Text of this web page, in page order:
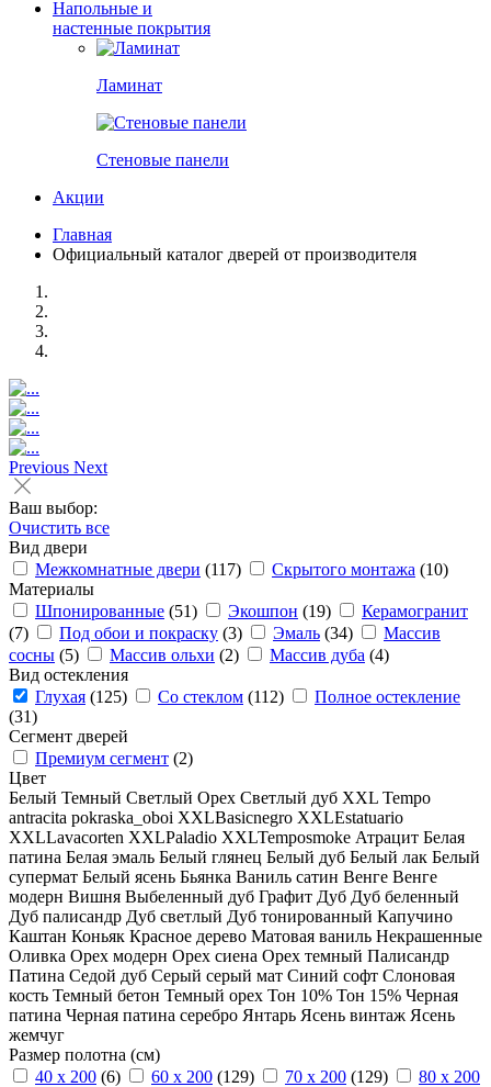
Напольные и
настенные покрытия
Ламинат
Стеновые панели
Акции
Главная
Официальный каталог дверей от производителя
Previous Next
Ваш выбор:
Очистить все
Вид двери
Межкомнатные двери (117) Скрытого монтажа (10)
Материалы
Шпонированные (51) Экошпон (19)
Керамогранит
(7)
Под обои и покраску (3) Эмаль (34)
Массив
сосны (5) Массив ольхи (2) Массив дуба (4)
Вид остекления
Глухая (125) Со стеклом (112)
Полное остекление
(31)
Сегмент дверей
Премиум сегмент (2)
Цвет
Белый Темный Светлый Орех Светлый дуб XXL Tempo
antracita pokraska_oboi XXLBasicnegro XXLEstatuario
XXLLavacorten XXLPaladio XXLTemposmoke Атрацит Белая
патина Белая эмаль Белый глянец Белый дуб Белый лак Белый
супермат Белый ясень Бьянка Ваниль сатин Венге Венге
модерн Вишня Выбеленный дуб Графит Дуб Дуб беленный
Дуб палисандр Дуб светлый Дуб тонированный Капучино
Каштан Коньяк Красное дерево Матовая ваниль Некрашенные
Оливка Орех модерн Орех сиена Орех темный Палисандр
Патина Седой дуб Серый серый мат Синий софт Слоновая
кость Темный бетон Темный орех Тон 10% Тон 15% Черная
патина Черная патина серебро Янтарь Ясень винтаж Ясень
жемчуг
Размер полотна (см)
40 x 200 (6) 60 x 200 (129) 70 x 200 (129)
80 x 200